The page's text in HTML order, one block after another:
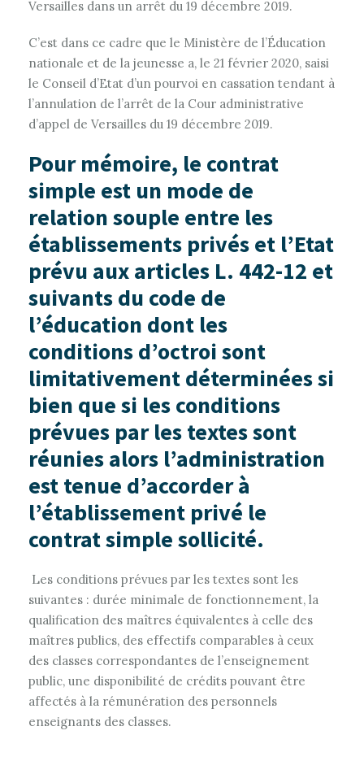
Versailles dans un arrêt du 19 décembre 2019.
C’est dans ce cadre que le Ministère de l’Éducation
nationale et de la jeunesse a, le 21 février 2020, saisi
le Conseil d’Etat d’un pourvoi en cassation tendant à
l’annulation de l’arrêt de la Cour administrative
d’appel de Versailles du 19 décembre 2019.
Pour mémoire, le contrat
simple est un mode de
relation souple entre les
établissements privés et l’Etat
prévu aux articles L. 442-12 et
suivants du code de
l’éducation dont les
conditions d’octroi sont
limitativement déterminées si
bien que si les conditions
prévues par les textes sont
réunies alors l’administration
est tenue d’accorder à
l’établissement privé le
contrat simple sollicité.
Les conditions prévues par les textes sont les
suivantes : durée minimale de fonctionnement, la
qualification des maîtres équivalentes à celle des
maîtres publics, des effectifs comparables à ceux
des classes correspondantes de l’enseignement
public, une disponibilité de crédits pouvant être
affectés à la rémunération des personnels
enseignants des classes.